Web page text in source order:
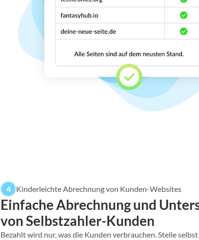
4 Kinderleichte Abrechnung von Kunden-Websites
Einfache Abrechnung und
von Selbstzahler-Kunden
Bezahlt wird nur, was die Kunden verbrauchen. Stelle